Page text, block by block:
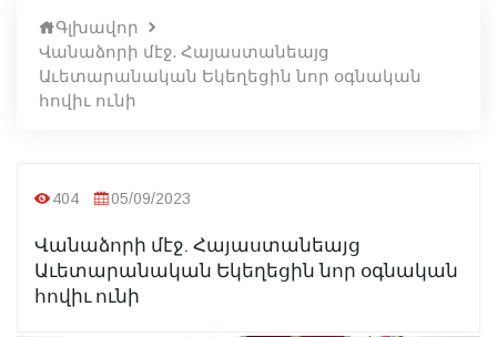
Գլխավոր
Վանաձորի մէջ. Հայաստանեայց
Աւետարանական Եկեղեցին նոր օգնական
հովիւ ունի
404 05/09/2023
Վանաձորի մէջ. Հայաստանեայց
Աւետարանական Եկեղեցին նոր օգնական
հովիւ ունի